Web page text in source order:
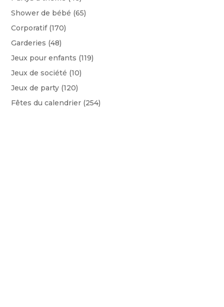
Shower de bébé (65)
Corporatif (170)
Garderies (48)
Jeux pour enfants (119)
Jeux de société (10)
Jeux de party (120)
Fêtes du calendrier (254)